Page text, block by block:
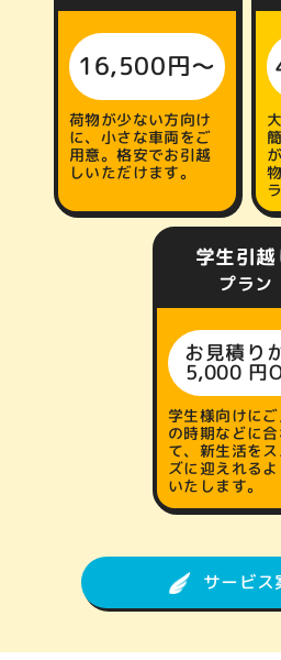
16,500円〜
荷物が少ない方向け
に、小さな車両をご
用意。格安でお引越
しいただけます。
学生引越
プラン
お見積り
5,000 円
学生様向けに
の時期などに
て、新生活を
ズに迎えれる
いたします。
サービス